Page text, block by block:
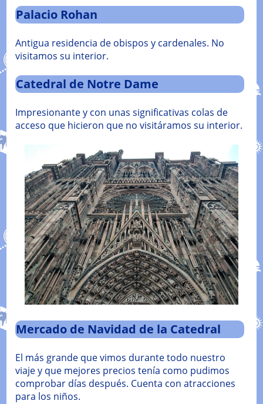
Palacio Rohan
Antigua residencia de obispos y cardenales. No
visitamos su interior.
Catedral de Notre Dame
Impresionante y con unas significativas colas de
acceso que hicieron que no visitáramos su interior.
Mercado de Navidad de la Catedral
El más grande que vimos durante todo nuestro
viaje y que mejores precios tenía como pudimos
comprobar días después. Cuenta con atracciones
para los niños.